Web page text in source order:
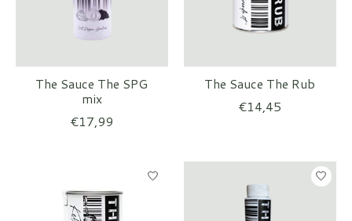
The Sauce The SPG
mix
€17,99
The Sauce The Rub
€14,45